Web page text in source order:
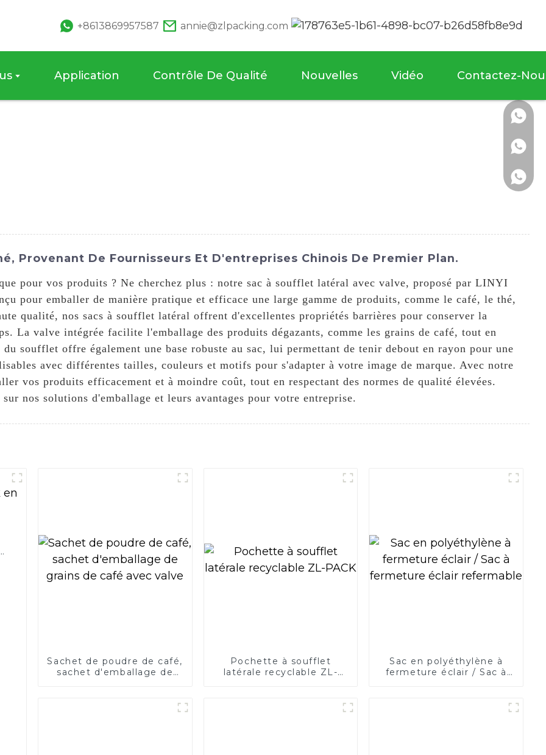
+8613869957587 annie@zlpacking.com
Application Contrôle De Qualité Nouvelles Vidéo Contactez-
Provenant De Fournisseurs Et D'entreprises Chinois De Premier Plan.
pour vos produits ? Ne cherchez plus : notre sac à soufflet latéral avec valve, proposé par LINYI
pour emballer de manière pratique et efficace une large gamme de produits, comme le café, le thé,
qualité, nos sacs à soufflet latéral offrent d'excellentes propriétés barrières pour conserver la
La valve intégrée facilite l'emballage des produits dégazants, comme les grains de café, tout en
soufflet offre également une base robuste au sac, lui permettant de tenir debout en rayon pour une
avec différentes tailles, couleurs et motifs pour s'adapter à votre image de marque. Avec notre
vos produits efficacement et à moindre coût, tout en respectant des normes de qualité élevées.
nos solutions d'emballage et leurs avantages pour votre entreprise.
Sachet de poudre de café,
sachet d'emballage de
Pochette à soufflet
latérale recyclable ZL-
Sac en polyéthylène à
fermeture éclair / Sac à